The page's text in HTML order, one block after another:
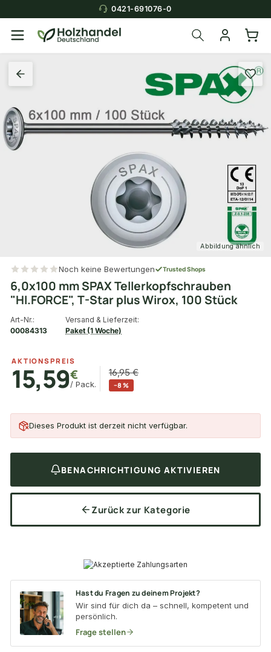
0421-691076-0
Abbildung ähnlich
Noch keine Bewertungen Trusted Shops
6,0x100 mm SPAX Tellerkopfschrauben
"HI.FORCE", T-Star plus Wirox, 100 Stück
Art-Nr.:
00084313
Versand & Lieferzeit:
Paket (1 Woche)
AKTIONSPREIS
15,59€
/ Pack.
16,95 €
−8 %
Dieses Produkt ist derzeit nicht verfügbar.
BENACHRICHTIGUNG AKTIVIEREN
Zurück zur Kategorie
Hast du Fragen zu deinem Projekt?
Wir sind für dich da – schnell, kompetent und
persönlich.
Frage stellen